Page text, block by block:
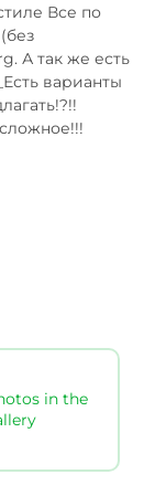
Все по
А так же есть
варианты
in the